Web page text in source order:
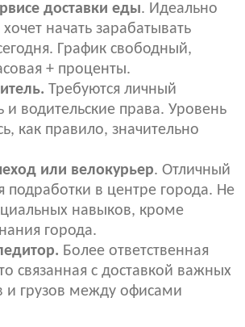
доставки еды. Идеально
хочет начать зарабатывать
График свободный,
+ проценты.
Требуются личный
и водительские права. Уровень
как правило, значительно
или велокурьер. Отличный
подработки в центре города. Не
навыков, кроме
города.
Более ответственная
связанная с доставкой важных
и грузов между офисами